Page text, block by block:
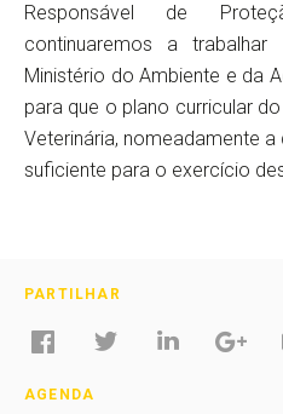
Responsável de
continuaremos a
Ministério do Ambiente e da
para que o plano curricular
Veterinária, nomeadamente
suficiente para o exercício
PARTILHAR
AGENDA